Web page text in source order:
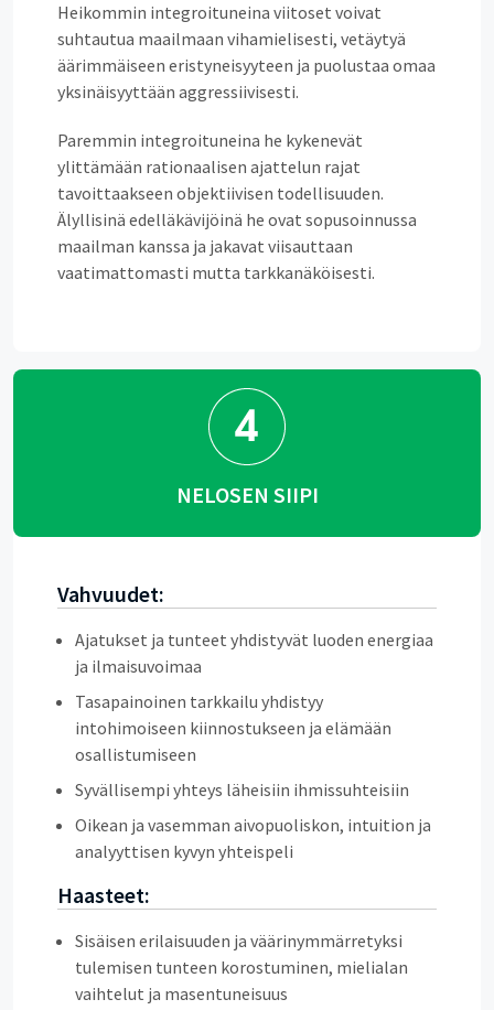
Heikommin integroituneina viitoset voivat
suhtautua maailmaan vihamielisesti, vetäytyä
äärimmäiseen eristyneisyyteen ja puolustaa omaa
yksinäisyyttään aggressiivisesti.
Paremmin integroituneina he kykenevät
ylittämään rationaalisen ajattelun rajat
tavoittaakseen objektiivisen todellisuuden.
Älyllisinä edelläkävijöinä he ovat sopusoinnussa
maailman kanssa ja jakavat viisauttaan
vaatimattomasti mutta tarkkanäköisesti.
NELOSEN SIIPI
Vahvuudet:
Ajatukset ja tunteet yhdistyvät luoden energiaa
ja ilmaisuvoimaa
Tasapainoinen tarkkailu yhdistyy
intohimoiseen kiinnostukseen ja elämään
osallistumiseen
Syvällisempi yhteys läheisiin ihmissuhteisiin
Oikean ja vasemman aivopuoliskon, intuition ja
analyyttisen kyvyn yhteispeli
Haasteet:
Sisäisen erilaisuuden ja väärinymmärretyksi
tulemisen tunteen korostuminen, mielialan
vaihtelut ja masentuneisuus